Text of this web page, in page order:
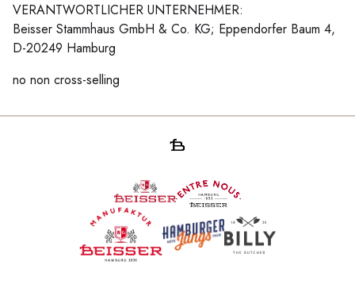
VERANTWORTLICHER UNTERNEHMER:
Beisser Stammhaus GmbH & Co. KG; Eppendorfer Baum 4,
D-20249 Hamburg
no non cross-selling